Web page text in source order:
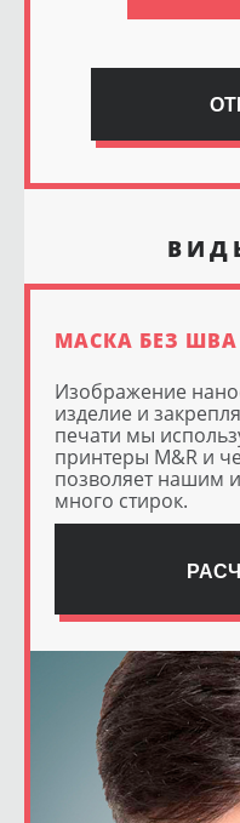
МАСКА БЕЗ ШВА
Изображение
изделие и
печати мы
принтеры M&R и
позволяет нашим
много стирок.